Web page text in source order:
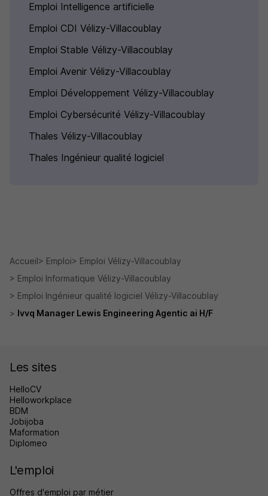
Emploi Intelligence artificielle
Emploi CDI Vélizy-Villacoublay
Emploi Stable Vélizy-Villacoublay
Emploi Avenir Vélizy-Villacoublay
Emploi Développement Vélizy-Villacoublay
Emploi Cybersécurité Vélizy-Villacoublay
Thales Vélizy-Villacoublay
Thales Ingénieur qualité logiciel
Accueil Emploi
Emploi Vélizy-Villacoublay
Emploi Informatique Vélizy-Villacoublay
Emploi Ingénieur qualité logiciel Vélizy-Villacoublay
Ivvq Manager Lewis Engineering Agentic ai H/F
Les sites
HelloCV
Helloworkplace
BDM
Jobijoba
Maformation
Diplomeo
L'emploi
Offres d'emploi par métier